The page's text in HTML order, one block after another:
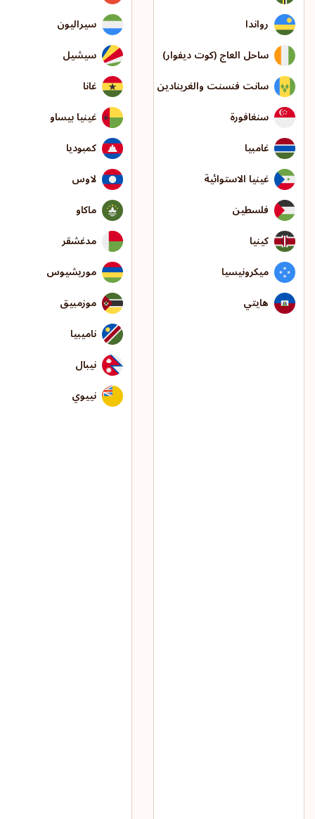
رواندا
ساحل العاج (كوت ديفوار)
سانت فنسنت والغرينادين
سنغافورة
غامبيا
غينيا الاستوائية
فلسطين
كينيا
ميكرونيسيا
هايتي
سيراليون
سيشيل
غانا
غينيا بيساو
كمبوديا
لاوس
ماكاو
مدغشقر
موريشيوس
موزمبيق
ناميبيا
نيبال
نييوي